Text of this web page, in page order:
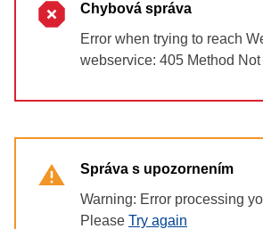
Chybová správa
Error when trying to reach
webservice: 405 Method
Správa s upozornením
Warning: Error processing
Please Try again